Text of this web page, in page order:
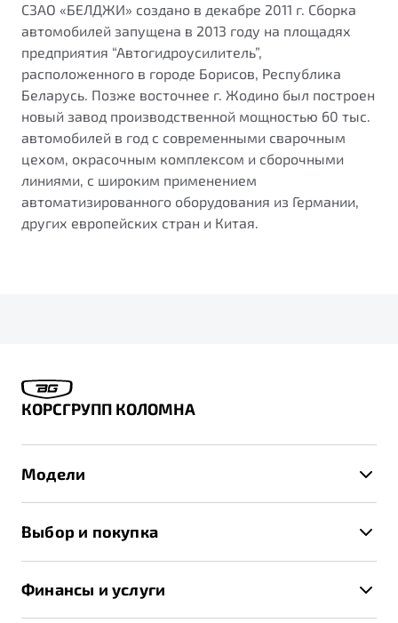
СЗАО «БЕЛДЖИ» создано в декабре 2011 г. Сборка
автомобилей запущена в 2013 году на площадях
предприятия “Автогидроусилитель”,
расположенного в городе Борисов, Республика
Беларусь. Позже восточнее г. Жодино был построен
новый завод производственной мощностью 60 тыс.
автомобилей в год с современными сварочным
цехом, окрасочным комплексом и сборочными
линиями, с широким применением
автоматизированного оборудования из Германии,
других европейских стран и Китая.
КОРСГРУПП КОЛОМНА
Модели
X70
Выбор и покупка
Спецпредложения и Акции
Финансы и услуги